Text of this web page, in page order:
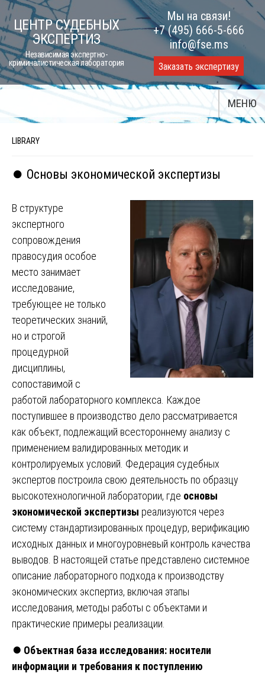
Skip
to
content
ЦЕНТР СУДЕБНЫХ
ЭКСПЕРТИЗ
Независимая экспертно-
криминалистическая лаборатория
Мы на связи!
+7 (495) 666-5-666
info@fse.ms
Заказать экспертизу
МЕНЮ
LIBRARY
⏺️ Основы экономической экспертизы
В структуре
экспертного
сопровождения
правосудия особое
место занимает
исследование,
требующее не только
теоретических знаний,
но и строгой
процедурной
дисциплины,
сопоставимой с
работой лабораторного комплекса. Каждое
поступившее в производство дело рассматривается
как объект, подлежащий всестороннему анализу с
применением валидированных методик и
контролируемых условий. Федерация судебных
экспертов построила свою деятельность по образцу
высокотехнологичной лаборатории, где основы
экономической экспертизы реализуются через
систему стандартизированных процедур, верификацию
исходных данных и многоуровневый контроль качества
выводов. В настоящей статье представлено системное
описание лабораторного подхода к производству
экономических экспертиз, включая этапы
исследования, методы работы с объектами и
практические примеры реализации.
⏺️ Объектная база исследования: носители
информации и требования к поступлению